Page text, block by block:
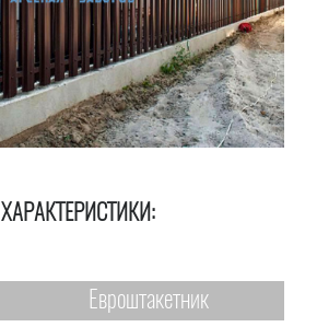
ХАРАКТЕРИСТИКИ:
Евроштакетник